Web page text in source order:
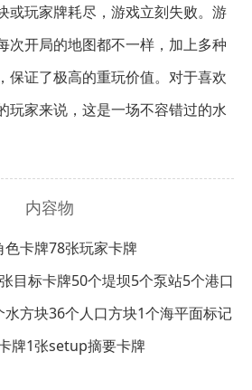
或玩家牌耗尽，游戏立刻失败。游
次开局的地图都不一样，加上多种
保证了极高的重玩价值。对于喜欢
玩家来说，这是一场不容错过的水
内容物
色卡牌78张玩家卡牌
目标卡牌50个堤坝5个泵站5个港口
水方块36个人口方块1个海平面标记
牌1张setup摘要卡牌